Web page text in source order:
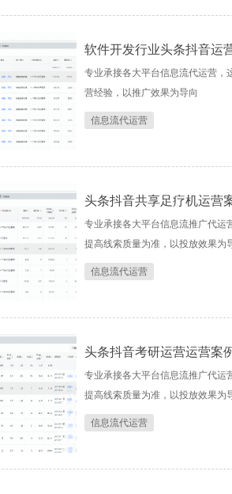
软件开发行业头条抖音运
专业承接各大平台信息流代运营，
营经验，以推广效果为导向
信息流代运营
头条抖音共享足疗机运营
专业承接各大平台信息流推广代运
提高线索质量为准，以投放效果为
信息流代运营
头条抖音考研运营运营案
专业承接各大平台信息流推广代运
提高线索质量为准，以投放效果为
信息流代运营